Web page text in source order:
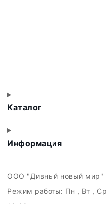
Каталог
Информация
ООО "Дивный новый мир"
Режим работы: Пн , Вт ,